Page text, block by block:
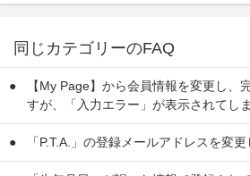
同じカテゴリーのFAQ
【My Page】から会員情報を変更し、
すが、「入力エラー」が表示されてし
「P.T.A.」の登録メールアドレスを変更